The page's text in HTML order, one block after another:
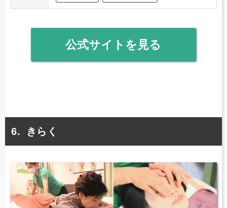
公式サイトを見る
きらく